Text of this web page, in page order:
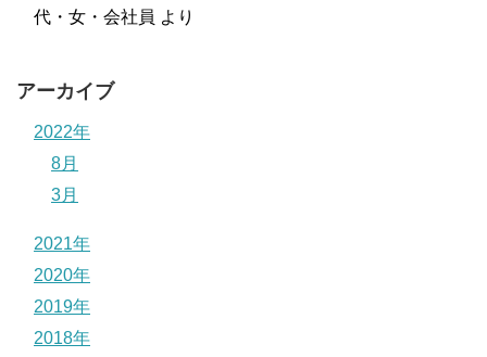
代・女・会社員 より
アーカイブ
2022年
8月
3月
2021年
2020年
2019年
2018年